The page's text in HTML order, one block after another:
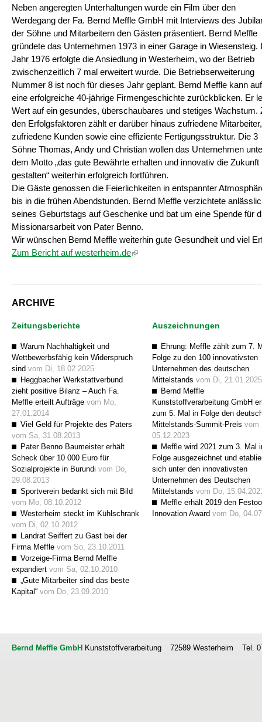
Neben angeregten Unterhaltungen wurde ein Film über den
Werdegang der Fa. Bernd Meffle GmbH mit Interviews des
der Söhne und Mitarbeitern den Gästen präsentiert. Bernd Meffle
gründete das Unternehmen 1973 in einer Garage in Wiesensteig.
Jahr 1976 erfolgte die Ansiedlung in Westerheim, wo der Betrieb
zwischenzeitlich 7 mal erweitert wurde. Die Betriebserweiterung
Nummer 8 ist noch für dieses Jahr geplant. Bernd Meffle kann auf
eine erfolgreiche 40-jährige Firmengeschichte zurückblicken. Er
Wert auf ein gesundes, überschaubares und stetiges Wachstum.
den Erfolgsfaktoren zählt er darüber hinaus zufriedene Mitarbeiter,
zufriedene Kunden sowie eine effiziente Fertigungsstruktur. Die 3
Söhne Thomas, Andy und Christian wollen das Unternehmen
dem Motto „das gute Bewährte erhalten und innovativ die Zukunft
gestalten“ weiterhin erfolgreich fortführen.
Die Gäste genossen die Feierlichkeiten in entspannter
bis in die frühen Abendstunden. Bernd Meffle verzichtete
seines Geburtstags auf Geschenke und bat um eine Spende für
Missionarsarbeit von Pater Benno.
Wir wünschen Bernd Meffle weiterhin gute Gesundheit und viel
Zum Bericht auf westerheim.de(Link ist extern)
ARCHIVE
Zeitungsberichte
Warum Nachhaltigkeit und
Wettbewerbsfähig kein Widerspruch
sind vom Di, 18.02.2025
Heggbacher Werkstattverbund
zieht positive Bilanz – Auch Fa.
Meffle erteilt Aufträge vom Mo,
27.01.2014
Viel Geld für Projekte des Paters
vom Sa, 31.08.2013
Pater Benno Baumeister erhält
Scheck über 10 000 Euro für
Sozialprojekte in Burundi vom Do,
29.08.2013
Sportverein bedankt sich mit Bild
vom Mo, 08.10.2012
Westerheim steckt im Kühlschrank
vom Di, 02.10.2012
Landrat Seiffert zu Gast bei der
Firma Meffle vom So, 23.10.2011
Vorzeige-Firma Bernd Meffle
expandiert vom Sa, 02.10.2010
„Gute Mitarbeiter sind das beste
Kapital“ vom Do, 23.09.2010
Auszeichnungen
Ehrung: Meffle zählt zum 7.
Folge zu den 100 innovativsten
Unternehmen des deutschen
Mittelstands vom Di, 21.01.2025
Bernd Meffle
Kunststoffverarbeitung GmbH
zum 5. Mal in Folge den
Mittelstands-Summit-Preis vom
05.12.2023
Meffle wird 2021 zum 3. Mal
Folge ausgezeichnet und
sich unter den innovativsten
Unternehmen des Deutschen
Mittelstands vom Do,
Meffle erhält 2019 den
Innovation Award vom Do,
Bernd Meffle GmbH Kunststoffverarbeitung 72589 Westerheim Tel.